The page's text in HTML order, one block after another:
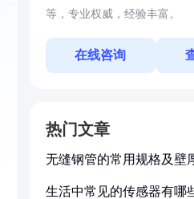
等，专业权威，经验丰富。
在线咨询
热门文章
无缝钢管的常用规格及壁
生活中常见的传感器有哪